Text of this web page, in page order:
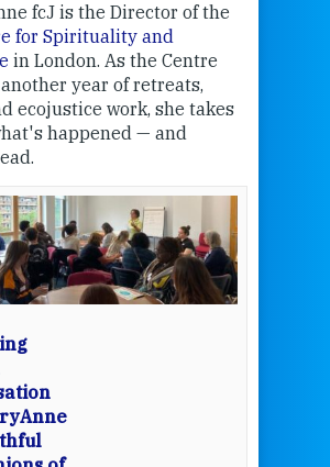
fcJ is the Director of the
for Spirituality and
in London. As the Centre
year of retreats,
ecojustice work, she takes
happened — and